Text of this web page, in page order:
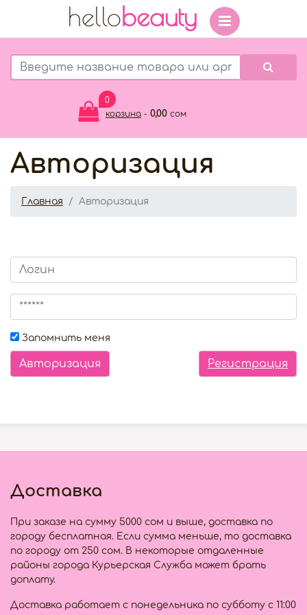
hellobeauty
0
корзина - 0,00 сом
Авторизация
Главная Авторизация
Запомнить меня
Регистрация
Доставка
При заказе на сумму 5000 сом и выше, доставка по
городу бесплатная. Если сумма меньше, то доставка
по городу от 250 сом. В некоторые отдаленные
районы города Курьерская Служба может брать
доплату.
Доставка работает с понедельника по субботу с 11:00